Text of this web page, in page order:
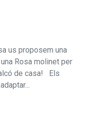
us proposem una
Rosa molinet per
de casa! Els